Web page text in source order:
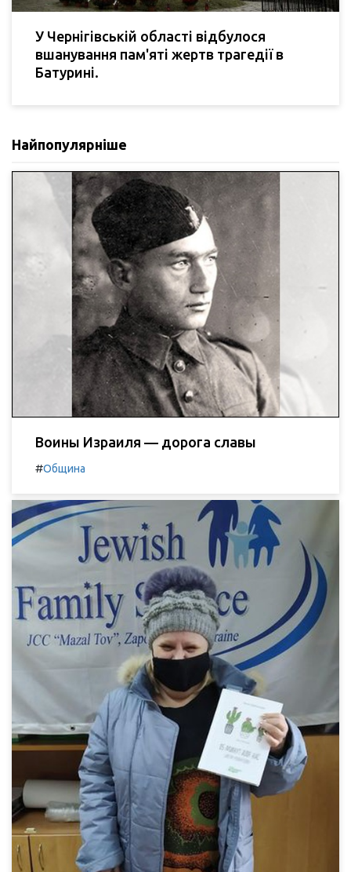
У Чернігівській області відбулося
вшанування пам'яті жертв трагедії в
Батурині.
Найпопулярніше
Воины Израиля — дорога славы
#Община